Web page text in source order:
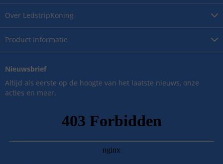
Over LedstripKoning
Product informatie
Nieuwsbrief
Altijd als eerste op de hoogte van het laatste nieuws, onze
acties en meer.